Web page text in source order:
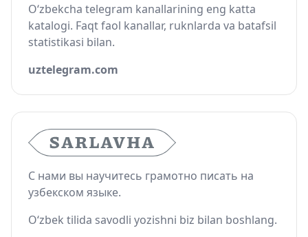
O‘zbekcha telegram kanallarining eng katta
katalogi. Faqt faol kanallar, ruknlarda va batafsil
statistikasi bilan.
uztelegram.com
С нами вы научитесь грамотно писать на
узбекском языке.
O‘zbek tilida savodli yozishni biz bilan boshlang.